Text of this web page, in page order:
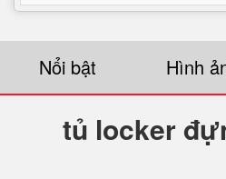
Nổi bật Hình
tủ locker